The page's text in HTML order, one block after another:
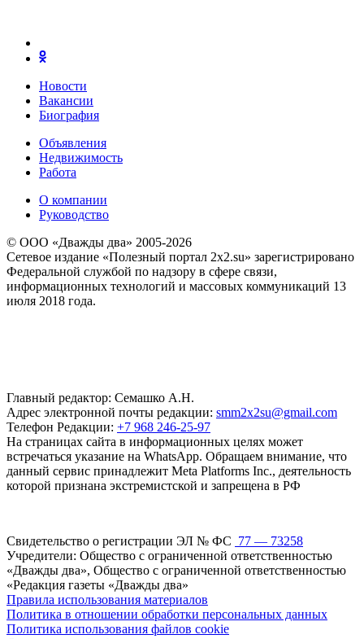
Новости
Вакансии
Биография
Объявления
Недвижимость
Работа
О компании
Руководство
© ООО «Дважды два» 2005-2026
Сетевое издание «Полезный портал 2x2.su» зарегистрировано
Федеральной службой по надзору в сфере связи,
информационных технологий и массовых коммуникаций 13
июля 2018 года.
Главный редактор: Семашко А.Н.
Адрес электронной почты редакции: smm2x2su@gmail.com
Телефон Редакции: +7 968 246-25-97
На страницах сайта в информационных целях может
встречаться указание на WhatsApp. Обращаем внимание, что
данный сервис принадлежит Meta Platforms Inc., деятельность
которой признана экстремистской и запрещена в РФ
Свидетельство о регистрации ЭЛ № ФС 77 — 73258
Учредители: Общество с ограниченной ответственностью
«Дважды два», Общество с ограниченной ответственностью
«Редакция газеты «Дважды два»
Правила использования материалов
Политика в отношении обработки персональных данных
Политика использования файлов cookie